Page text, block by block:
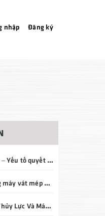
nhập Đăng ký
Hàn điểm đúng thông số – Yếu tố quyết định chất lượng mối hàn và tuổi thọ sản phẩm
So sánh chi tiết các dòng máy vát mép ống ID – OD – E3 – P3: Nên chọn loại nào?
So Sánh Máy Tán Đinh Thủy Lực Và Máy Tán Đinh Khí Nén: Nên Chọn Loại Nào Cho Doanh Nghiệp?